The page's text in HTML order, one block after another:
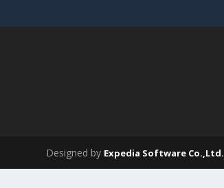
Designed by Expedia Software Co.,Ltd.